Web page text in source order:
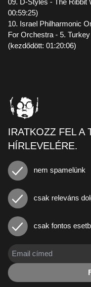
09. D-Styles - The Ribbit
00:59:25)
10. Israel Philharmonic
For Orchestra - 5.
(kezdődött: 01:20:06)
IRATKOZZ FEL A
HÍRLEVELÉRE.
nem spamelünk
csak releváns
csak fontos